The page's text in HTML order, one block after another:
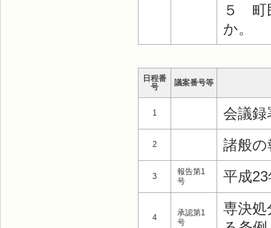
５ 町
か。
日程番
号
議案番号等
1 会議録
2 諸般の
3
報告第1
号
平成
4
承認第1
号
専決